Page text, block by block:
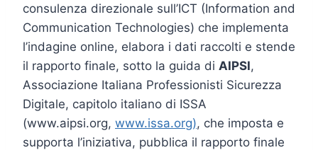
consulenza direzionale sull’ICT (Information and
Communication Technologies) che implementa
l’indagine online, elabora i dati raccolti e stende
il rapporto finale, sotto la guida di AIPSI,
Associazione Italiana Professionisti Sicurezza
Digitale, capitolo italiano di ISSA
(www.aipsi.org, www.issa.org), che imposta e
supporta l’iniziativa, pubblica il rapporto finale